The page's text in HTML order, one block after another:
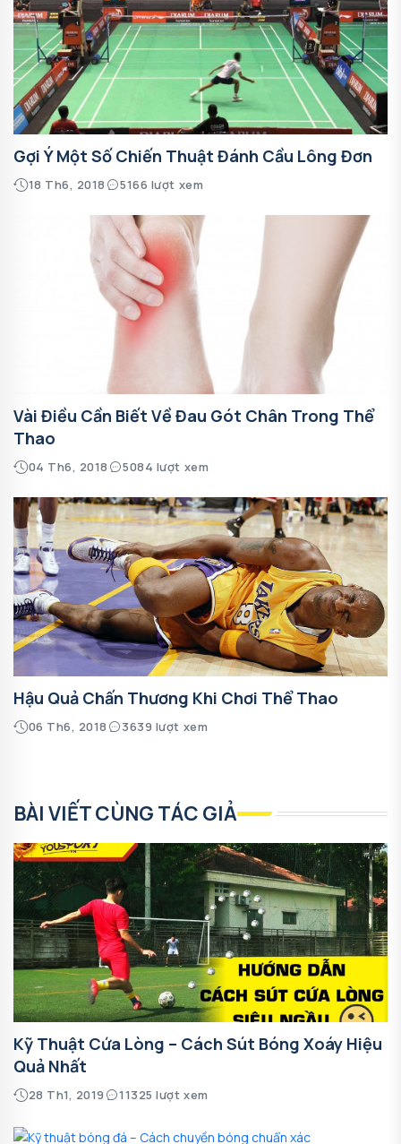
Gợi Ý Một Số Chiến Thuật Đánh Cầu Lông Đơn
18 Th6, 2018 5166 lượt xem
Vài Điều Cần Biết Về Đau Gót Chân Trong Thể
Thao
04 Th6, 2018 5084 lượt xem
Hậu Quả Chấn Thương Khi Chơi Thể Thao
06 Th6, 2018 3639 lượt xem
BÀI VIẾT CÙNG TÁC GIẢ
Kỹ Thuật Cứa Lòng – Cách Sút Bóng Xoáy Hiệu
Quả Nhất
28 Th1, 2019 11325 lượt xem